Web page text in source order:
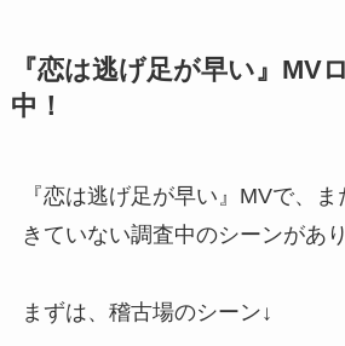
『恋は逃げ足が早い』MV
中！
『恋は逃げ足が早い』MVで、
きていない調査中のシーンがあ
まずは、稽古場のシーン↓